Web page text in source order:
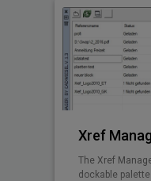
Xref
The Xref
dockable